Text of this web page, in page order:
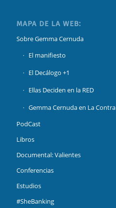
MAPA DE LA WEB:
Sobre Gemma Cernuda
El manifiesto
El Decálogo +1
Ellas Deciden en la RED
Gemma Cernuda en La Contra
PodCast
Libros
Documental: Valientes
Conferencias
Estudios
#SheBanking